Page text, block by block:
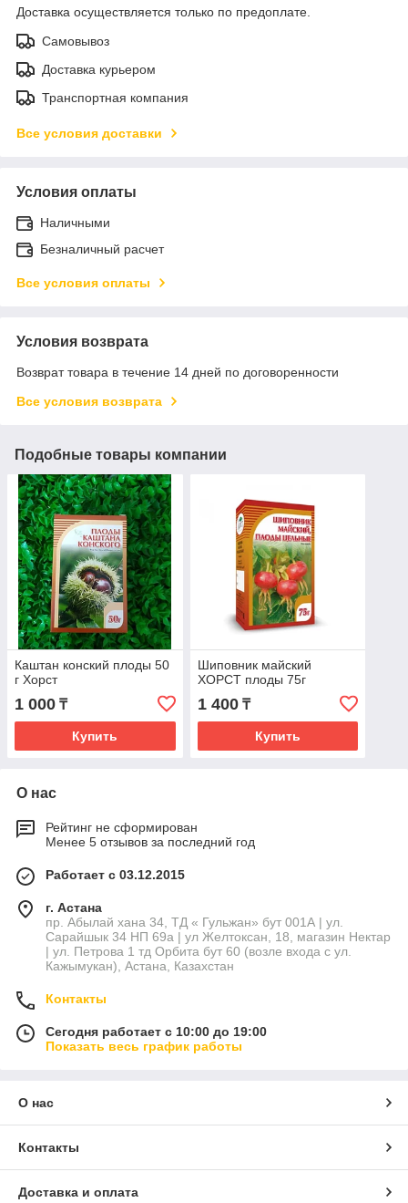
Доставка осуществляется только по предоплате.
Самовывоз
Доставка курьером
Транспортная компания
Все условия доставки
Условия оплаты
Наличными
Безналичный расчет
Все условия оплаты
Условия возврата
Возврат товара в течение 14 дней по договоренности
Все условия возврата
Подобные товары компании
Каштан конский плоды 50
г Хорст
1 000 ₸
Купить
Шиповник майский
ХОРСТ плоды 75г
1 400₸
Купить
О нас
Рейтинг не сформирован
Менее 5 отзывов за последний год
Работает с 03.12.2015
г. Астана
пр. Абылай хана 34, ТД « Гульжан» бут 001А | ул.
Сарайшык 34 НП 69а | ул Желтоксан, 18, магазин Нектар
| ул. Петрова 1 тд Орбита бут 60 (возле входа с ул.
Кажымукан), Астана, Казахстан
Контакты
Сегодня работает с 10:00 до 19:00
Показать весь график работы
О нас
Контакты
Доставка и оплата